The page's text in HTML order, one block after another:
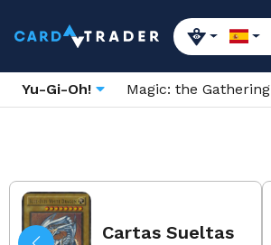
Yu-Gi-Oh! Magic: the Gathering
Cartas Sueltas